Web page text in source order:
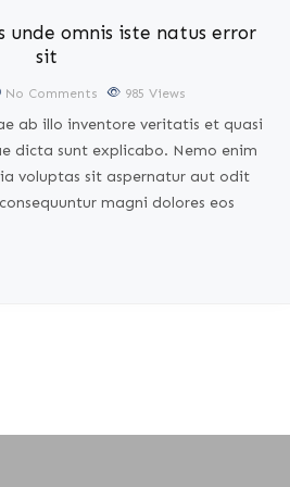
unde omnis iste natus error
sit
No Comments 985 Views
ab illo inventore veritatis et quasi
dicta sunt explicabo. Nemo enim
voluptas sit aspernatur aut odit
magni dolores eos